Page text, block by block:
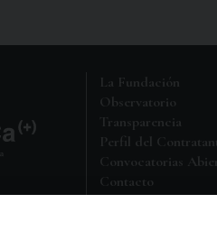
La Fundación
Observatorio
Transparencia
Perfil del
Convocatorias
Contacto